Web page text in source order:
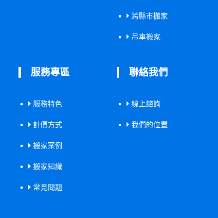
跨縣市搬家
吊車搬家
服務專區
服務特色
計價方式
搬家案例
搬家知識
常見問題
聯絡我們
線上諮詢
我們的位置